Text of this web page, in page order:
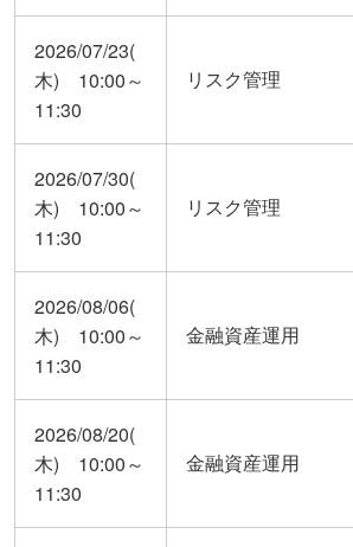
2026/07/23(
木) 10:00～
11:30
リスク管理
2026/07/30(
木) 10:00～
11:30
リスク管理
2026/08/06(
木) 10:00～
11:30
金融資産運用
2026/08/20(
木) 10:00～
11:30
金融資産運用